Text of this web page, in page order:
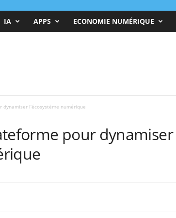
IA APPS ECONOMIE NUMÉRIQUE
l’écosystème numérique
pour dynamiser